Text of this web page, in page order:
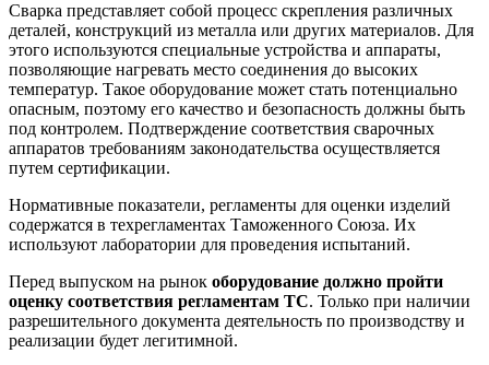
Сварка представляет собой процесс скрепления различных
деталей, конструкций из металла или других материалов. Для
этого используются специальные устройства и аппараты,
позволяющие нагревать место соединения до высоких
температур. Такое оборудование может стать потенциально
опасным, поэтому его качество и безопасность должны быть
под контролем. Подтверждение соответствия сварочных
аппаратов требованиям законодательства осуществляется
путем сертификации.
Нормативные показатели, регламенты для оценки изделий
содержатся в техрегламентах Таможенного Союза. Их
используют лаборатории для проведения испытаний.
Перед выпуском на рынок оборудование должно пройти
оценку соответствия регламентам ТС. Только при наличии
разрешительного документа деятельность по производству и
реализации будет легитимной.